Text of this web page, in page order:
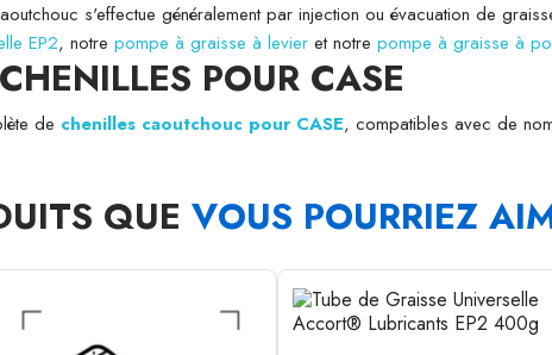
s'effectue généralement par injection ou évacuation de
EP2, notre pompe à graisse à levier et notre pompe à graisse à
POUR CASE
de chenilles caoutchouc pour CASE, compatibles avec de
QUE VOUS POURRIEZ